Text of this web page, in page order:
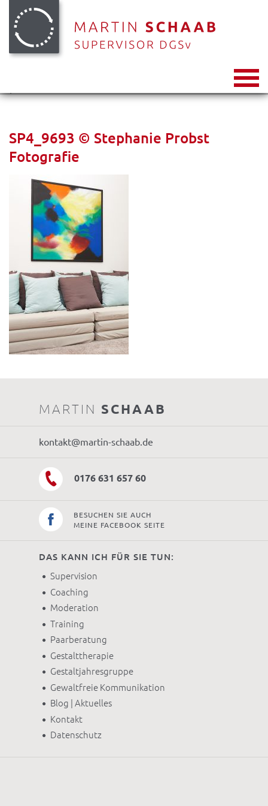
Toggle
SP4_9693 © Stephanie Probst
Fotografie
MARTIN SCHAAB
kontakt@martin-schaab.de
0176 631 657 60
BESUCHEN SIE AUCH
MEINE FACEBOOK SEITE
DAS KANN ICH FÜR SIE TUN:
Supervision
Coaching
Moderation
Training
Paarberatung
Gestalttherapie
Gestaltjahresgruppe
Gewaltfreie Kommunikation
Blog | Aktuelles
Kontakt
Datenschutz